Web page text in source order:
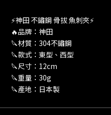
⚡️神田 不鏽鋼 骨拔 魚刺夾⚡️
🔥品牌：神田
🔪材質：304不鏽鋼
🔪款式：東型、西型
🔪尺寸：12cm
🔪重量：30g
🔪產地：日本製